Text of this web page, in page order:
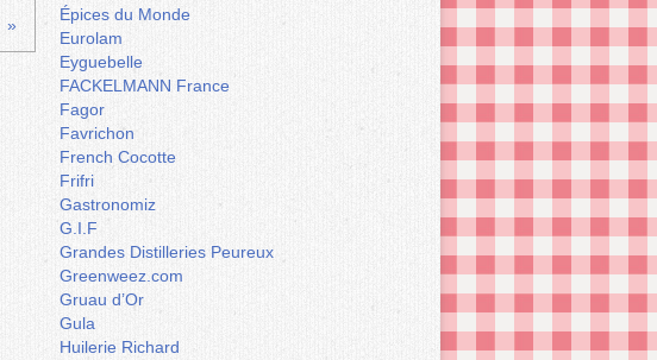
Épices du Monde
Eurolam
Eyguebelle
FACKELMANN France
Fagor
Favrichon
French Cocotte
Frifri
Gastronomiz
G.I.F
Grandes Distilleries Peureux
Greenweez.com
Gruau d’Or
Gula
Huilerie Richard